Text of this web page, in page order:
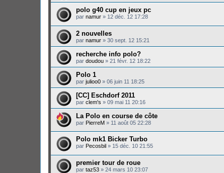
polo g40 cup en jeux pc
par namur » 12 déc. 12 17:28
2 nouvelles
par namur » 30 sept. 12 15:21
recherche info polo?
par doudou » 21 févr. 12 18:22
Polo 1
par julioo0 » 06 juin 11 18:25
[CC] Eschdorf 2011
par clem's » 09 mai 11 20:16
La Polo en course de côte
par PierreM » 11 août 05 22:28
Polo mk1 Bicker Turbo
par Pecosbil » 15 déc. 10 21:55
premier tour de roue
par taz53 » 24 mars 10 23:07